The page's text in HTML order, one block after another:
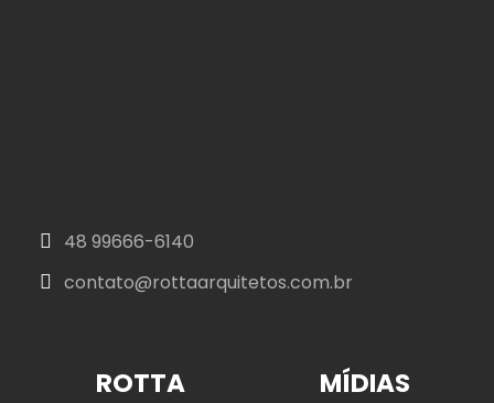
48 99666-6140
contato@rottaarquitetos.com.br
ROTTA MÍDIAS